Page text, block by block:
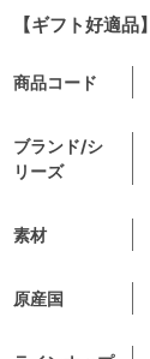
【ギフト好適品】
商品コード
ブランド/シ
リーズ
素材
原産国